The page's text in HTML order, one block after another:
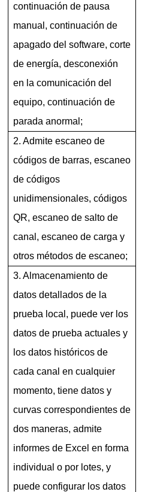
continuación de pausa
manual, continuación de
apagado del software, corte
de energía, desconexión
en la comunicación del
equipo, continuación de
parada anormal;
2. Admite escaneo de
códigos de barras, escaneo
de códigos
unidimensionales, códigos
QR, escaneo de salto de
canal, escaneo de carga y
otros métodos de escaneo;
3. Almacenamiento de
datos detallados de la
prueba local, puede ver los
datos de prueba actuales y
los datos históricos de
cada canal en cualquier
momento, tiene datos y
curvas correspondientes de
dos maneras, admite
informes de Excel en forma
individual o por lotes, y
puede configurar los datos